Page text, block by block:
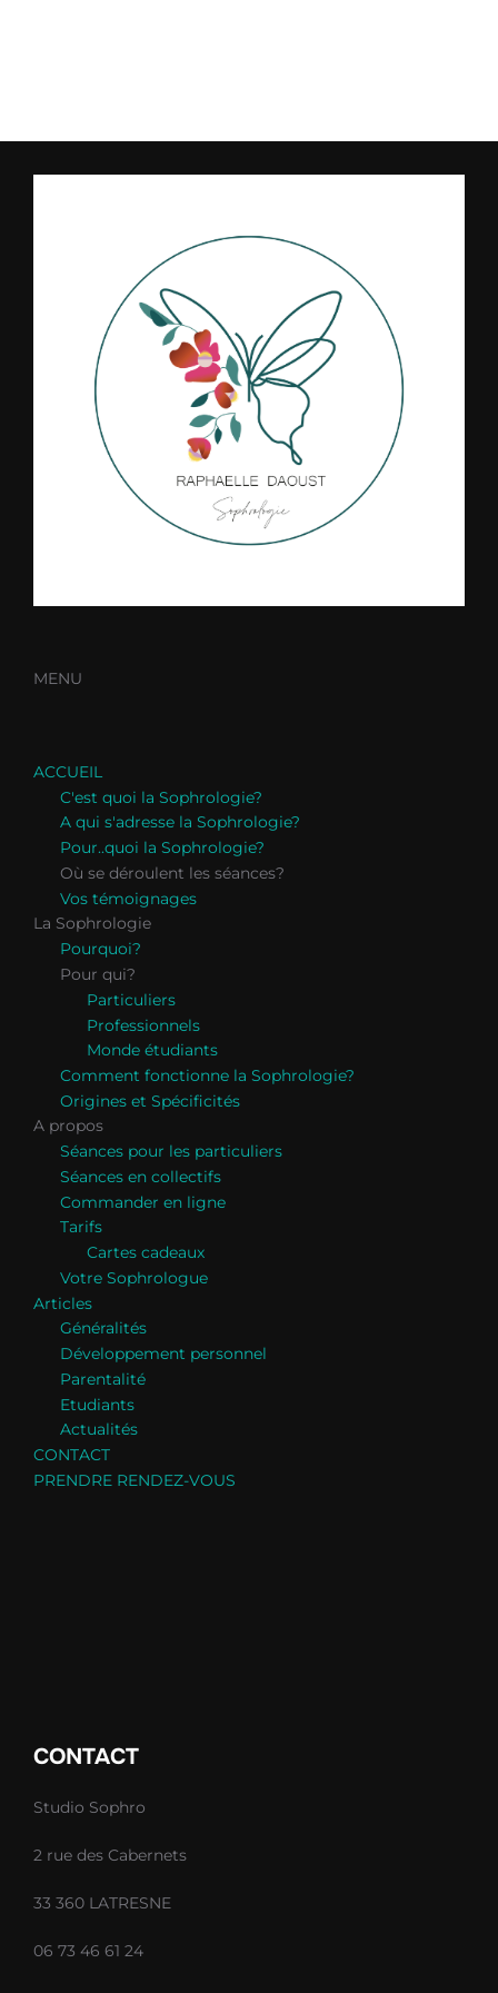
MENU
ACCUEIL
C'est quoi la Sophrologie?
A qui s'adresse la Sophrologie?
Pour..quoi la Sophrologie?
Où se déroulent les séances?
Vos témoignages
La Sophrologie
Pourquoi?
Pour qui?
Particuliers
Professionnels
Monde étudiants
Comment fonctionne la Sophrologie?
Origines et Spécificités
A propos
Séances pour les particuliers
Séances en collectifs
Commander en ligne
Tarifs
Cartes cadeaux
Votre Sophrologue
Articles
Généralités
Développement personnel
Parentalité
Etudiants
Actualités
CONTACT
PRENDRE RENDEZ-VOUS
CONTACT
Studio Sophro
2 rue des Cabernets
33 360 LATRESNE
06 73 46 61 24